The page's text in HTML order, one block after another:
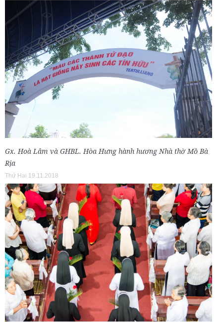
Gx. Hoà Lâm và GHBL. Hòa Hưng hành hương Nhà thờ Mồ Bà
Rịa
Thứ Hai 19.11.2018